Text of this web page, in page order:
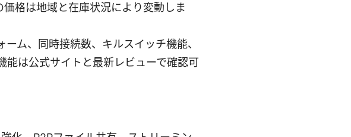
格は地域と在庫状況により変動しま
ム、同時接続数、キルスイッチ機能、
能は公式サイトと最新レビューで確認可